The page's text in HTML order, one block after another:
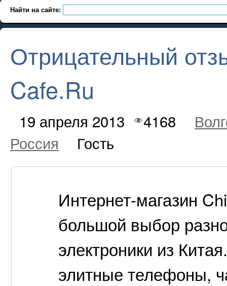
Найти на сайте:
Отрицательный
Cafe.Ru
19 апреля 2013 4168
Россия
Гость
Интернет-магазин
большой выбор
электроники из
элитные телефоны,